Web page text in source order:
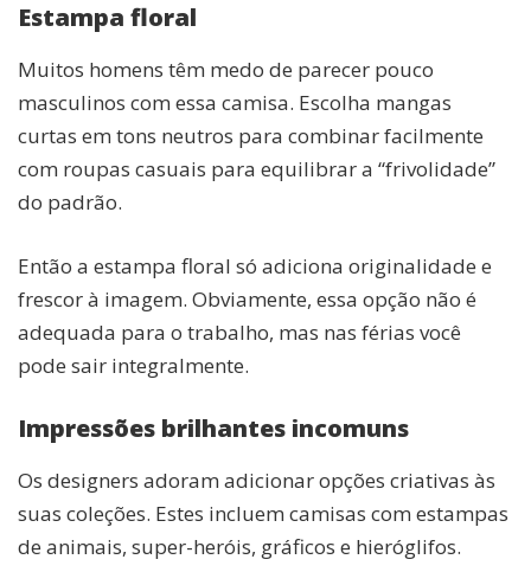
Estampa floral
Muitos homens têm medo de parecer pouco
masculinos com essa camisa. Escolha mangas
curtas em tons neutros para combinar facilmente
com roupas casuais para equilibrar a “frivolidade”
do padrão.
Então a estampa floral só adiciona originalidade e
frescor à imagem. Obviamente, essa opção não é
adequada para o trabalho, mas nas férias você
pode sair integralmente.
Impressões brilhantes incomuns
Os designers adoram adicionar opções criativas às
suas coleções. Estes incluem camisas com estampas
de animais, super-heróis, gráficos e hieróglifos.